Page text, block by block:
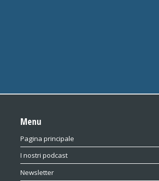
Menu
Pagina principale
I nostri podcast
Newsletter